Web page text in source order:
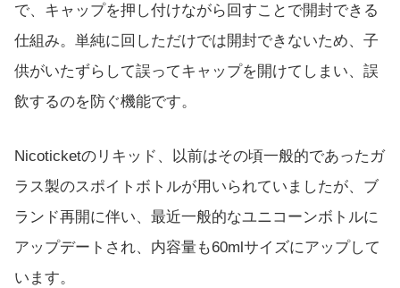
で、キャップを押し付けながら回すことで開封できる
仕組み。単純に回しただけでは開封できないため、子
供がいたずらして誤ってキャップを開けてしまい、誤
飲するのを防ぐ機能です。
Nicoticketのリキッド、以前はその頃一般的であったガ
ラス製のスポイトボトルが用いられていましたが、ブ
ランド再開に伴い、最近一般的なユニコーンボトルに
アップデートされ、内容量も60mlサイズにアップして
います。